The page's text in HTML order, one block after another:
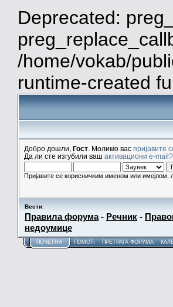
Deprecated:
/home/vokab/
runtime-created
Добро дошли, Гост . Молимо вас пријавите
Да ли сте изгубили ваш активациони e-mail?
Пријавите се корисничким именом или имејлом,
Вести:
Правила форума- Речник -
недоумице
ПОЧЕТНА ПОМОЋ ПРЕТРАГА ФОРУМА